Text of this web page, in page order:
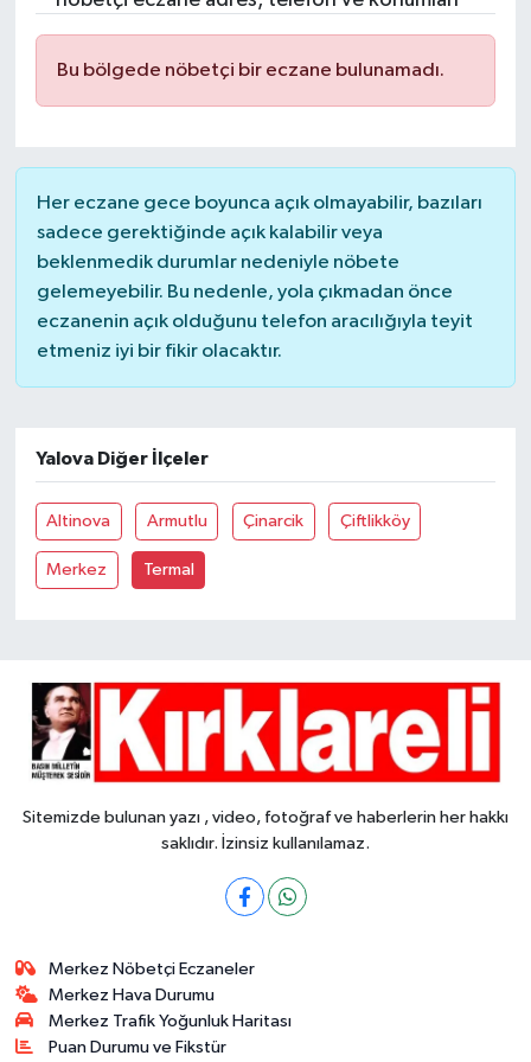
Bu bölgede nöbetçi bir eczane bulunamadı.
Her eczane gece boyunca açık olmayabilir, bazıları
sadece gerektiğinde açık kalabilir veya
beklenmedik durumlar nedeniyle nöbete
gelemeyebilir. Bu nedenle, yola çıkmadan önce
eczanenin açık olduğunu telefon aracılığıyla teyit
etmeniz iyi bir fikir olacaktır.
Yalova Diğer İlçeler
Altinova Armutlu Çinarcik Çiftlikköy
Merkez Termal
Sitemizde bulunan yazı , video, fotoğraf ve haberlerin her hakkı
saklıdır. İzinsiz kullanılamaz.
Merkez Nöbetçi Eczaneler
Merkez Hava Durumu
Merkez Trafik Yoğunluk Haritası
Puan Durumu ve Fikstür